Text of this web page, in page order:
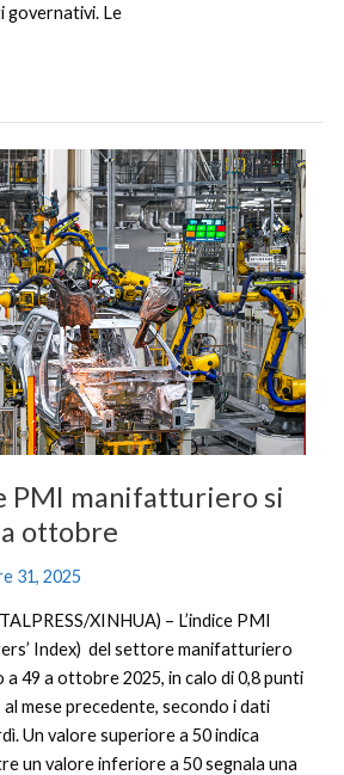
Le
PMI manifatturiero si
ottobre
31, 2025
XINHUA) – L’indice PMI
Index) del settore manifatturiero
49 a ottobre 2025, in calo di 0,8 punti
mese precedente, secondo i dati
Un valore superiore a 50 indica
un valore inferiore a 50 segnala una